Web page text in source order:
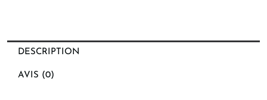
DESCRIPTION
AVIS (0)